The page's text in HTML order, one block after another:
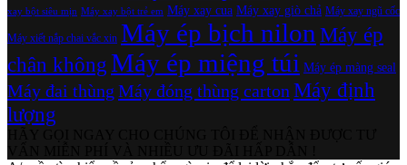
xay bột siêu mịn Máy xay bột trẻ em Máy xay cua Máy xay giò chả Máy xay ngũ cốc
Máy xiết nắp chai vắc xin Máy ép bịch nilon Máy ép
chân không Máy ép miệng túi Máy ép màng seal
Máy đai thùng Máy đóng thùng carton Máy định
lượng